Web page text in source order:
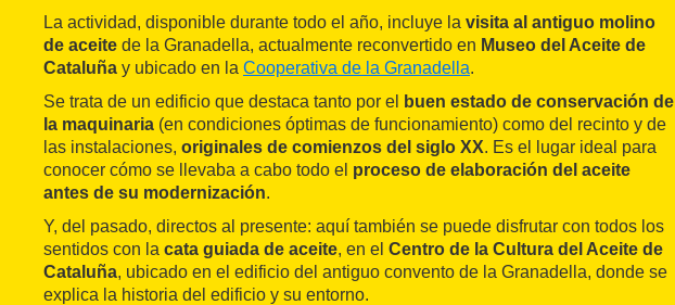
La actividad, disponible durante todo el año, incluye la visita al antiguo molino
de aceite de la Granadella, actualmente reconvertido en Museo del Aceite de
Cataluña y ubicado en la Cooperativa de la Granadella.
Se trata de un edificio que destaca tanto por el
buen estado de conservación de
la maquinaria (en condiciones óptimas de funcionamiento) como del recinto y de
las instalaciones, originales de comienzos del siglo XX. Es el lugar ideal para
conocer cómo se llevaba a cabo todo el proceso de elaboración del aceite
antes de su modernización.
Y, del pasado, directos al presente: aquí también se puede disfrutar con todos los
sentidos con la cata guiada de aceite, en el Centro de la Cultura del Aceite de
Cataluña, ubicado en el edificio del antiguo convento de la Granadella, donde se
explica la historia del edificio y su entorno.